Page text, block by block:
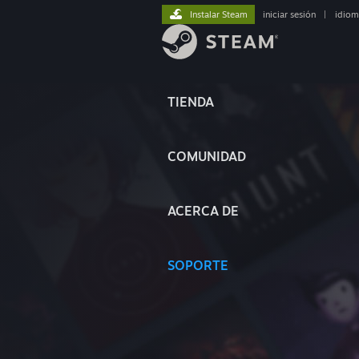
TIENDA
COMUNIDAD
ACERCA DE
SOPORTE
Instalar Steam iniciar sesión